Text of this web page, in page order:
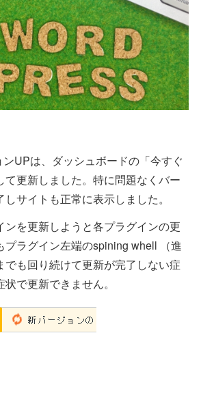
UPは、ダッシュボードの「今すぐ
て更新しました。特に問題なくバー
サイトも正常に表示しました。
ンを更新しようと各プラグインの更
プラグイン左端のspining whell （進
でも回り続けて更新が完了しない症
で更新できません。